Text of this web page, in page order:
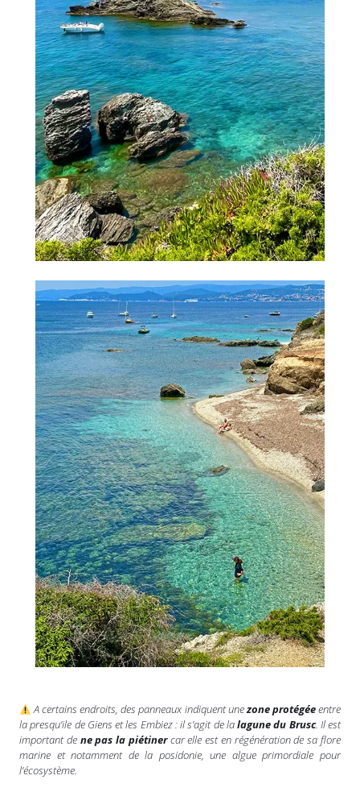
A certains endroits, des panneaux indiquent unezone protégéeentre
la presqu’ile de Giens et les Embiez : il s’agit de lalagune du Brusc. Il est
important de ne pas la piétinercar elle est en régénération de sa flore
marine et notamment de la posidonie, une algue primordiale pour
l’écosystème.